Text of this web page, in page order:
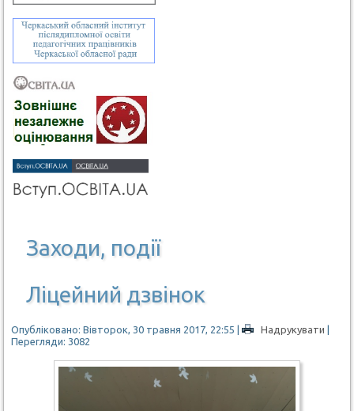
Заходи, події
Ліцейний дзвінок
Опубліковано: Вівторок, 30 травня 2017, 22:55 | Надрукувати |
Перегляди: 3082